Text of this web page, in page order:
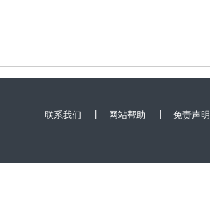
联系我们 网站帮助 免责声明